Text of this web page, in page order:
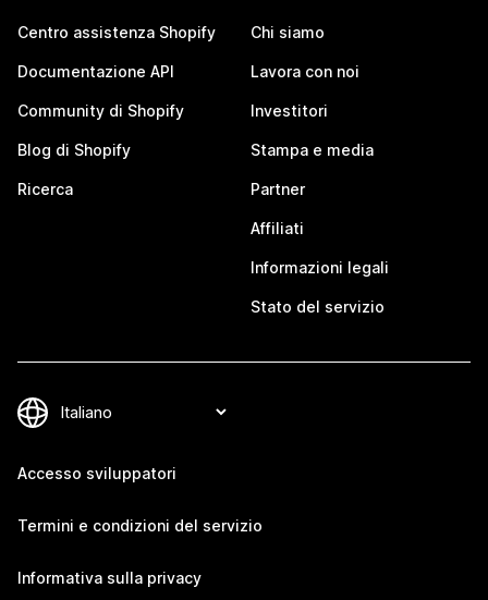
Centro assistenza Shopify
Documentazione API
Community di Shopify
Blog di Shopify
Ricerca
Chi siamo
Lavora con noi
Investitori
Stampa e media
Partner
Affiliati
Informazioni legali
Stato del servizio
Accesso sviluppatori
Termini e condizioni del servizio
Informativa sulla privacy